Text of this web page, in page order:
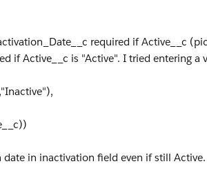
required if Active__c
if Active__c is "Active". I tried entering a
date in inactivation field even if still